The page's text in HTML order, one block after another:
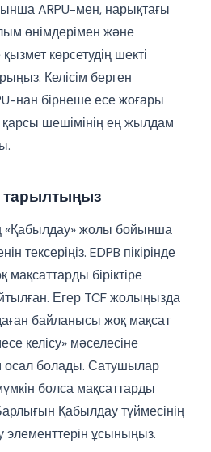
ARPU-мен, нарықтағы
өнімдерімен және
көрсетудің шекті
Келісім берген
нан бірнеше есе жоғары
қарсы шешімінің ең жылдам
тарылтыңыз
жолы бойынша
тексеріңіз. EDPB пікірінде
біріктіре
Егер TCF жолыңызда
байланысы жоқ мақсат
келісу» мәселесіне
осал болады. Сатушылар
болса мақсаттарды
Қабылдау түймесінің
элементтерін ұсыныңыз.